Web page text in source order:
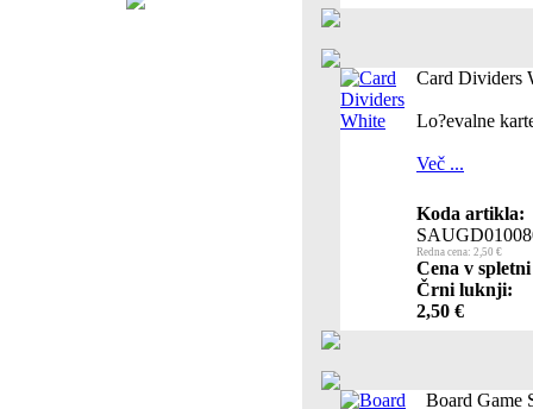
Card Dividers
Lo?evalne
Več ...
Koda artikla:
Redna cena: 2,50 €
Cena v spletni
Črni luknji:
2,50 €
Board Game